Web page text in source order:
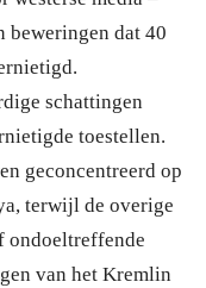
beweringen dat 40
schattingen
toestellen.
geconcentreerd op
terwijl de overige
ondoeltreffende
van het Kremlin